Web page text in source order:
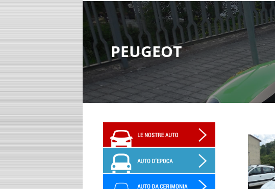
PEUGEOT